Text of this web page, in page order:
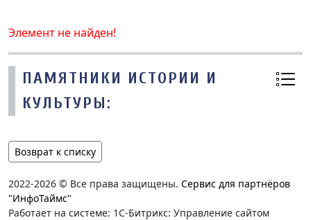
Элемент не найден!
ПАМЯТНИКИ ИСТОРИИ И
КУЛЬТУРЫ:
Возврат к списку
2022-2026 © Все права защищены. Сервис для партнёров
"ИнфоТаймс"
Работает на системе: 1С-Битрикс: Управление сайтом